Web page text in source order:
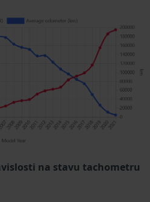
na stavu tachometru